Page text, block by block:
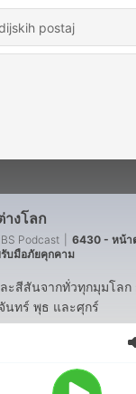
งโลก
Podcast
6430 - หน้า
บมือภัยคุกคาม
ะสีสันจากทั่วทุกมุมโลก
นทร์ พุธ และศุกร์